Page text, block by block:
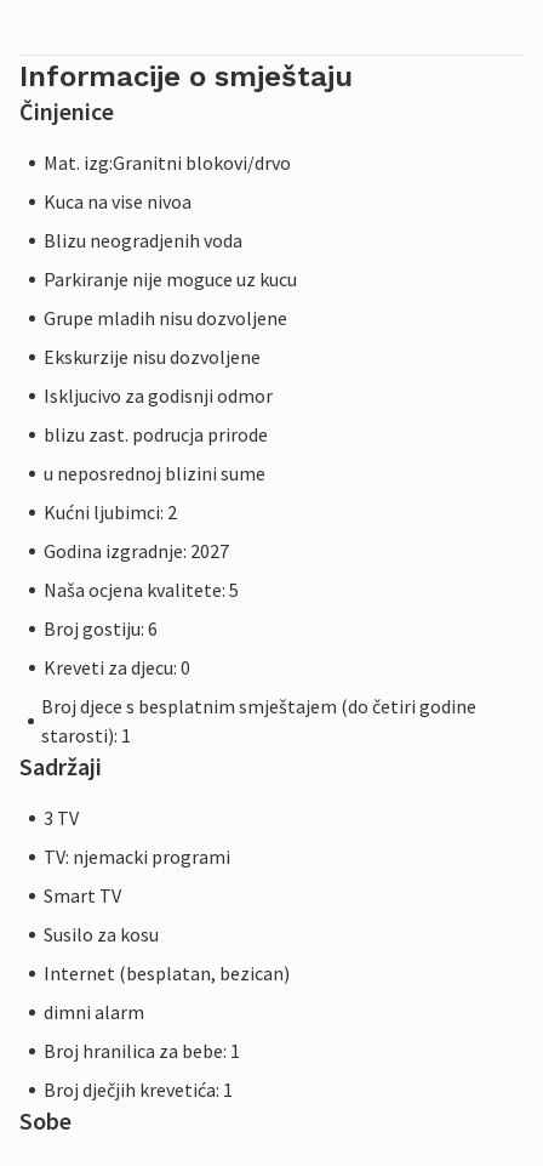
Informacije o smještaju
Činjenice
Mat. izg:Granitni blokovi/drvo
Kuca na vise nivoa
Blizu neogradjenih voda
Parkiranje nije moguce uz kucu
Grupe mladih nisu dozvoljene
Ekskurzije nisu dozvoljene
Iskljucivo za godisnji odmor
blizu zast. podrucja prirode
u neposrednoj blizini sume
Kućni ljubimci: 2
Godina izgradnje: 2027
Naša ocjena kvalitete: 5
Broj gostiju: 6
Kreveti za djecu: 0
Broj djece s besplatnim smještajem (do četiri godine
starosti): 1
Sadržaji
3 TV
TV: njemacki programi
Smart TV
Susilo za kosu
Internet (besplatan, bezican)
dimni alarm
Broj hranilica za bebe: 1
Broj dječjih krevetića: 1
Sobe